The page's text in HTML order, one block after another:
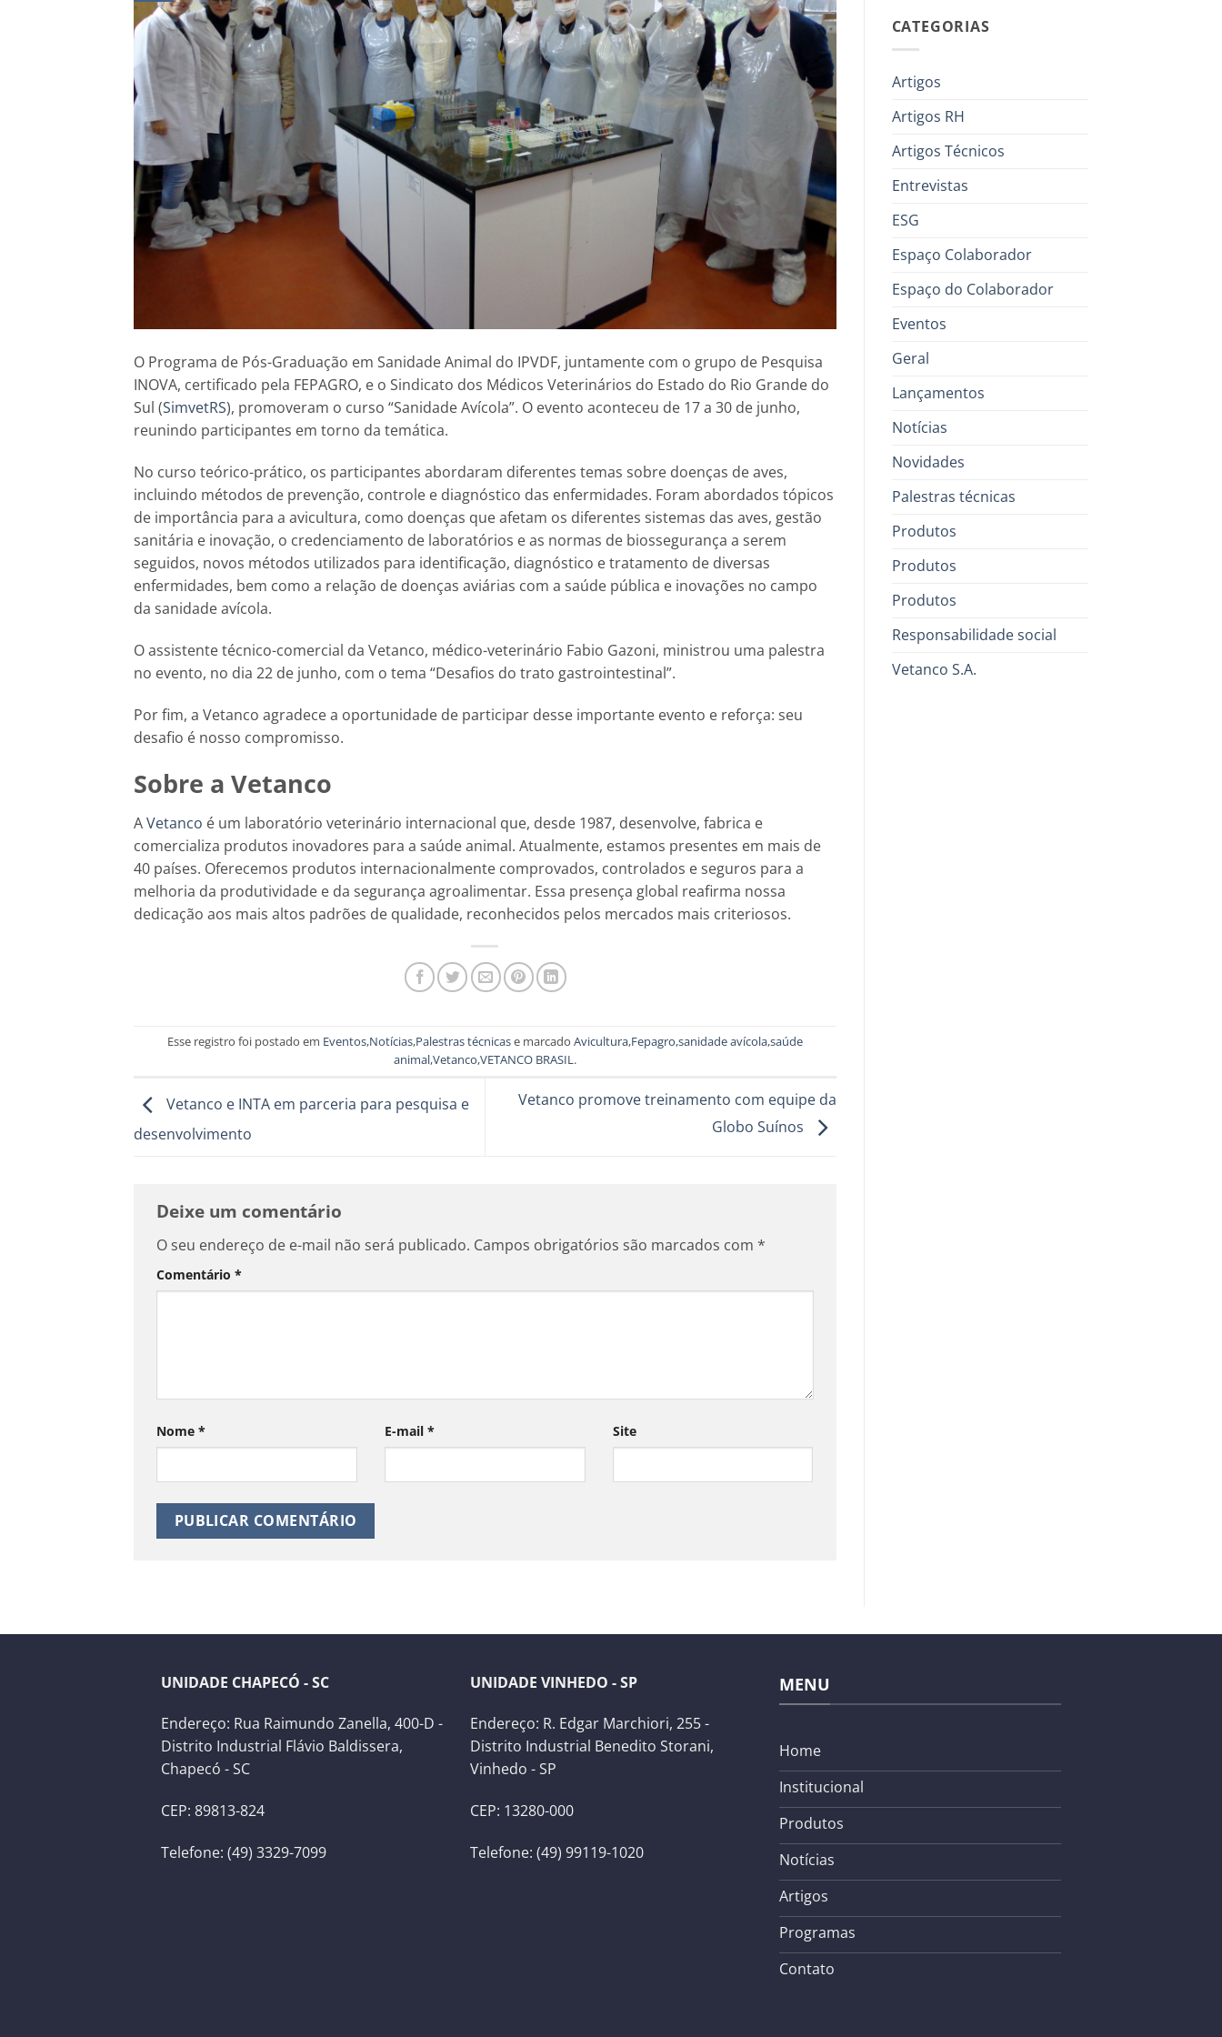
O Programa de Pós-Graduação em Sanidade Animal do IPVDF, juntamente com o grupo de Pesquisa
INOVA, certificado pela FEPAGRO, e o Sindicato dos Médicos Veterinários do Estado do Rio Grande do
Sul (SimvetRS), promoveram o curso “Sanidade Avícola”. O evento aconteceu de 17 a 30 de junho,
reunindo participantes em torno da temática.
No curso teórico-prático, os participantes abordaram diferentes temas sobre doenças de aves,
incluindo métodos de prevenção, controle e diagnóstico das enfermidades. Foram abordados tópicos
de importância para a avicultura, como doenças que afetam os diferentes sistemas das aves, gestão
sanitária e inovação, o credenciamento de laboratórios e as normas de biossegurança a serem
seguidos, novos métodos utilizados para identificação, diagnóstico e tratamento de diversas
enfermidades, bem como a relação de doenças aviárias com a saúde pública e inovações no campo
da sanidade avícola.
O assistente técnico-comercial da Vetanco, médico-veterinário Fabio Gazoni, ministrou uma palestra
no evento, no dia 22 de junho, com o tema “Desafios do trato gastrointestinal”.
Por fim, a Vetanco agradece a oportunidade de participar desse importante evento e reforça: seu
desafio é nosso compromisso.
Sobre a Vetanco
AVetanco é um laboratório veterinário internacional que, desde 1987, desenvolve, fabrica e
comercializa produtos inovadores para a saúde animal. Atualmente, estamos presentes em mais de
40 países. Oferecemos produtos internacionalmente comprovados, controlados e seguros para a
melhoria da produtividade e da segurança agroalimentar. Essa presença global reafirma nossa
dedicação aos mais altos padrões de qualidade, reconhecidos pelos mercados mais criteriosos.
Esse registro foi postado em Eventos,Notícias,Palestras técnicase marcado Avicultura,Fepagro,sanidade avícola,saúde
animal,Vetanco,VETANCO BRASIL.
Vetanco e INTA em parceria para pesquisa e
desenvolvimento
Vetanco promove treinamento com equipe da
Globo Suínos
Deixe um comentário
O seu endereço de e-mail não será publicado. Campos obrigatórios são marcados com *
Comentário *
Nome * E-mail * Site
CATEGORIAS
Artigos
Artigos RH
Artigos Técnicos
Entrevistas
ESG
Espaço Colaborador
Espaço do Colaborador
Eventos
Geral
Lançamentos
Notícias
Novidades
Palestras técnicas
Produtos
Produtos
Produtos
Responsabilidade social
Vetanco S.A.
UNIDADE CHAPECÓ - SC
Endereço: Rua Raimundo Zanella, 400-D -
Distrito Industrial Flávio Baldissera,
Chapecó - SC
CEP: 89813-824
Telefone: (49) 3329-7099
UNIDADE VINHEDO - SP
Endereço: R. Edgar Marchiori, 255 -
Distrito Industrial Benedito Storani,
Vinhedo - SP
CEP: 13280-000
Telefone: (49) 99119-1020
MENU
Home
Institucional
Produtos
Notícias
Artigos
Programas
Contato